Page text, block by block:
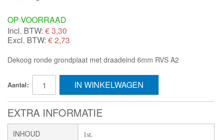
OP VOORRAAD
Incl. BTW: €3,30
Excl. BTW: € 2,73
Dekoog ronde grondplaat met draadeind 6mm RVS A2
Aantal: IN WINKELWAGEN
EXTRA INFORMATIE
INHOUD 1st.